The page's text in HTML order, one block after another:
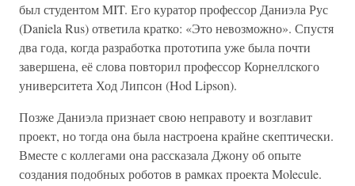
был студентом MIT. Его куратор профессор Даниэла Рус
(Daniela Rus) ответила кратко: «Это невозможно». Спустя
два года, когда разработка прототипа уже была почти
завершена, её слова повторил профессор Корнеллского
университета Ход Липсон (Hod Lipson).
Позже Даниэла признает свою неправоту и возглавит
проект, но тогда она была настроена крайне скептически.
Вместе с коллегами она рассказала Джону об опыте
создания подобных роботов в рамках проекта Molecule.